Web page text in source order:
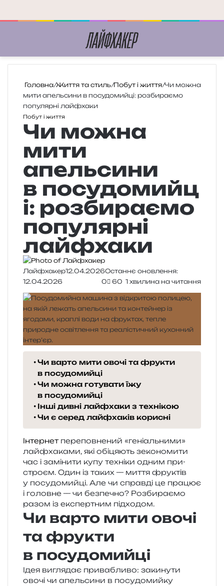
Головна/Життя та стиль/Побут і життя/Чи можна
мити апельсини в посудомийці: розбираємо
популярні лайфхаки
Побут і життя
Чи можна
мити
апельсини
в посудомийц
і: розбираємо
популярні
лайфхаки
Лайфхакер12.04.2026Останнє оновлення:
12.04.2026
0 60 1 хвилина на читання
Чи варто мити овочі та фрукти
в посудомийці
Чи можна готувати їжу
в посудомийці
Інші дивні лайфхаки з технікою
Чи є серед лайфхаків корисні
Інтернетпере­пов­не­ний «гені­аль­ни­ми»
лай­фха­ка­ми, які обі­ця­ють зеко­но­ми­ти
час і замі­ни­ти купу техні­ки одним при­
стро­єм. Один із таких — миття фру­ктів
у посу­до­мий­ці. Але чи справ­ді це пра­цює
і голов­не — чи без­пе­чно? Розбираємо
разом із екс­пер­тним підходом.
Чи варто мити овочі
та фрукти
в посудомийці
Ідея вигля­дає при­ва­бли­во: заки­ну­ти
овочі чи апель­си­ни в посу­до­мий­ку